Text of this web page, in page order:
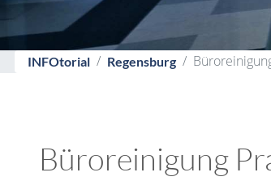
INFOtorial Regensburg
Büroreinigung